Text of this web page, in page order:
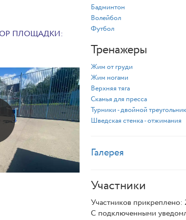
ПЛОЩАДКИ:
Бадминтон
Волейбол
Футбол
Тренажеры
Жим от груди
Жим ногами
Верхняя тяга
Скамья для пресса
Турники - двойной треугольник
Шведская стенка - отжимания
Галерея
Участники
Участников прикреплено:
С подключенными